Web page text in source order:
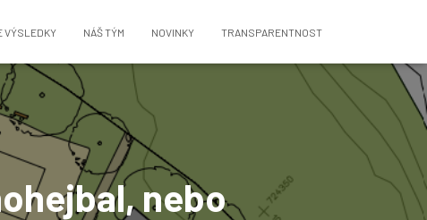
VÝSLEDKY NÁŠ TÝM NOVINKY TRANSPARENTNOST
nebo